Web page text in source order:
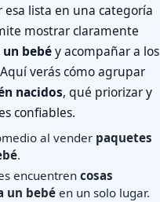
lista en una categoría
mostrar claramente
un bebéy acompañar a los
verás cómo agrupar
nacidos, qué priorizar y
confiables.
al vender paquetes
.
encuentrencosas
un bebéen un solo lugar.